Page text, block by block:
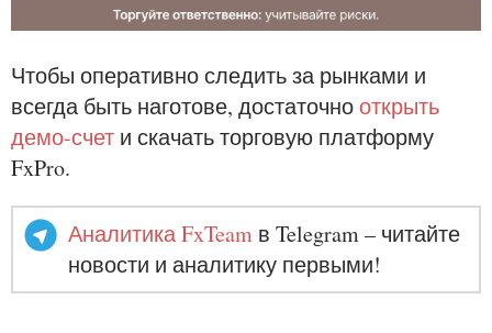
Чтобы оперативно следить за рынками и
всегда быть наготове, достаточнооткрыть
демо-счет и скачать торговую платформу
FxPro.
Аналитика FxTeam в Telegram – читайте
новости и аналитику первыми!